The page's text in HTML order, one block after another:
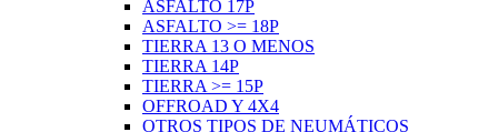
ASFALTO 17P
ASFALTO >= 18P
TIERRA 13 O MENOS
TIERRA 14P
TIERRA >= 15P
OFFROAD Y 4X4
OTROS TIPOS DE NEUMÁTICOS